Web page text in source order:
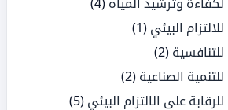
البيئي (1)
(2)
الصناعية (2)
على الالتزام البيئي (5)